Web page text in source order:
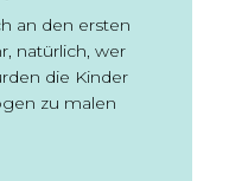
an den ersten
natürlich, wer
die Kinder
zu malen